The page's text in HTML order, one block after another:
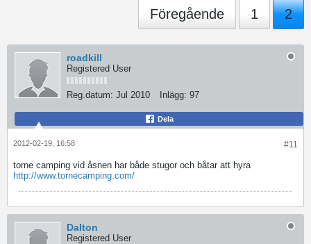
Föregående 1 2
roadkill
Registered User
Reg.datum: Jul 2010 Inlägg: 97
Dela
#11
2012-02-19, 16:58
torne camping vid åsnen har både stugor och båtar att hyra
http://www.tornecamping.com/
Dalton
Registered User